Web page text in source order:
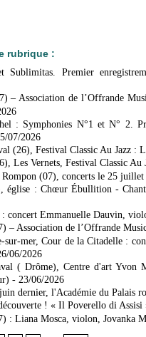
rubrique :
Sublimitas. Premier
– Association de l’Offrande
: Symphonies N°1 et N° 2.
07/2026
(26), Festival Classic Au Jazz :
Les Vernets, Festival Classic Au
Rompon (07), concerts le 25
église : Chœur Ébullition -
concert Emmanuelle Dauvin,
– Association de l’Offrande
sur-mer, Cour de la Citadelle :
06/2026
( Drôme), Centre d'art
- 23/06/2026
dernier, l'Académie du Palais
! « Il Poverello di
: Liana Mosca, violon, Jovanka